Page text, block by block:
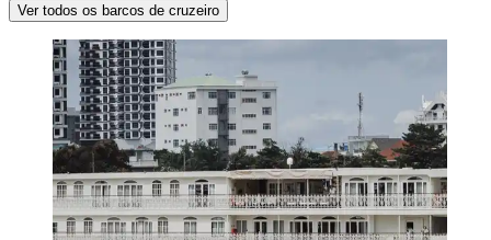
Ver todos os barcos de cruzeiro